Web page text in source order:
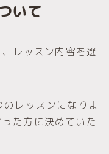
いて
レッスン内容を選
レッスンになりま
た方に決めていた